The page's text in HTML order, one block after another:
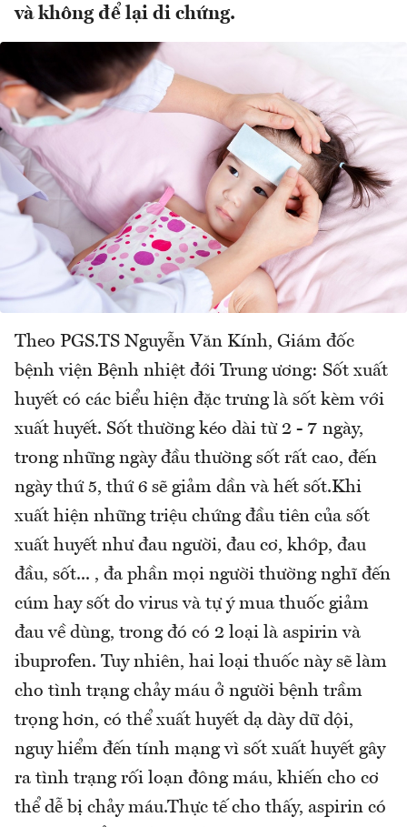
và không để lại di chứng.
Theo PGS.TS Nguyễn Văn Kính, Giám đốc
bệnh viện Bệnh nhiệt đới Trung ương: Sốt xuất
huyết có các biểu hiện đặc trưng là sốt kèm với
xuất huyết. Sốt thường kéo dài từ 2 - 7 ngày,
trong những ngày đầu thường sốt rất cao, đến
ngày thứ 5, thứ 6 sẽ giảm dần và hết sốt.Khi
xuất hiện những triệu chứng đầu tiên của sốt
xuất huyết như đau người, đau cơ, khớp, đau
đầu, sốt... , đa phần mọi người thường nghĩ đến
cúm hay sốt do virus và tự ý mua thuốc giảm
đau về dùng, trong đó có 2 loại là aspirin và
ibuprofen. Tuy nhiên, hai loại thuốc này sẽ làm
cho tình trạng chảy máu ở người bệnh trầm
trọng hơn, có thể xuất huyết dạ dày dữ dội,
nguy hiểm đến tính mạng vì sốt xuất huyết gây
ra tình trạng rối loạn đông máu, khiến cho cơ
thể dễ bị chảy máu.Thực tế cho thấy, aspirin có